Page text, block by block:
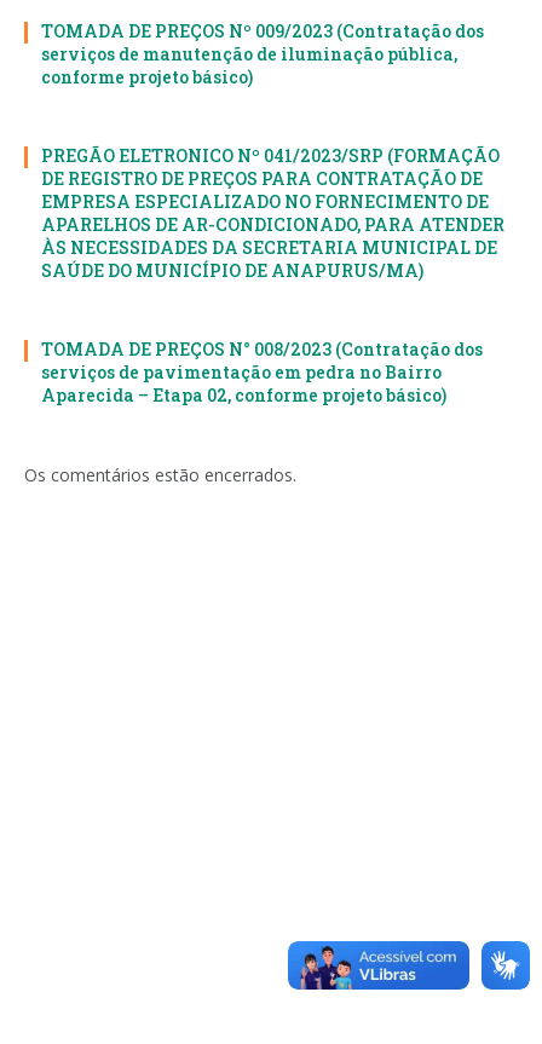
TOMADA DE PREÇOS Nº 009/2023 (Contratação dos
serviços de manutenção de iluminação pública,
conforme projeto básico)
PREGÃO ELETRONICO Nº 041/2023/SRP (FORMAÇÃO
DE REGISTRO DE PREÇOS PARA CONTRATAÇÃO DE
EMPRESA ESPECIALIZADO NO FORNECIMENTO DE
APARELHOS DE AR-CONDICIONADO, PARA ATENDER
ÀS NECESSIDADES DA SECRETARIA MUNICIPAL DE
SAÚDE DO MUNICÍPIO DE ANAPURUS/MA)
TOMADA DE PREÇOS N° 008/2023 (Contratação dos
serviços de pavimentação em pedra no Bairro
Aparecida – Etapa 02, conforme projeto básico)
Os comentários estão encerrados.